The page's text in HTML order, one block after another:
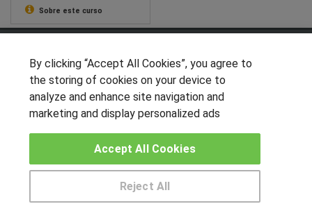
Sobre este curso
OTROS GRUPOS DE INTERES
Hablemos de empleo
Locos por las becas
By clicking “Accept All Cookies”, you agree to
the storing of cookies on your device to
analyze and enhance site navigation and
marketing and display personalized ads
Reject All
Accept All Cookies